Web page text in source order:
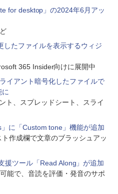
for desktop」の2024年6月アッ
したファイルを表示するウィジ
365 Insider向けに展開中
イアント暗号化したファイルで
ト、スプレッドシート、スライ
に「Custom tone」機能が追加
作成欄で文章のブラッシュアッ
援ツール「Read Along」が追加
能で、音読を評価・発音のサポ